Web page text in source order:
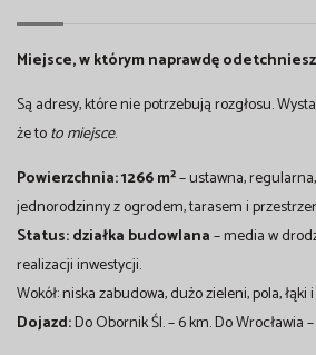
Miejsce, w którym naprawdę odetchniesz
Są adresy, które nie potrzebują rozgłosu.
że toto miejsce.
Powierzchnia: 1266 m²– ustawna,
jednorodzinny z ogrodem, tarasem i
Status: działka budowlana– media w
realizacji inwestycji.
Wokół: niska zabudowa, dużo zieleni, pola, łąki
Dojazd:Do Obornik Śl. – 6 km. Do Wrocławia